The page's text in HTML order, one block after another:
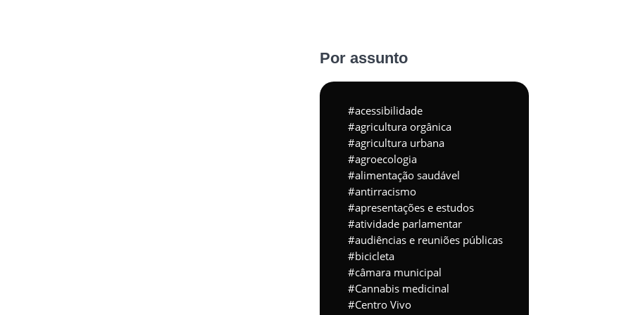
Por assunto
acessibilidade
agricultura orgânica
agricultura urbana
agroecologia
alimentação saudável
antirracismo
apresentações e estudos
atividade parlamentar
audiências e reuniões públicas
bicicleta
câmara municipal
Cannabis medicinal
Centro Vivo